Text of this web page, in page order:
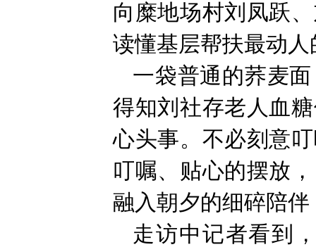
向糜地场村刘凤跃
读懂基层帮扶最动人
一袋普通的荞麦
得知刘社存老人血
心头事。不必刻意
叮嘱、贴心的摆放
融入朝夕的细碎陪
走访中记者看到